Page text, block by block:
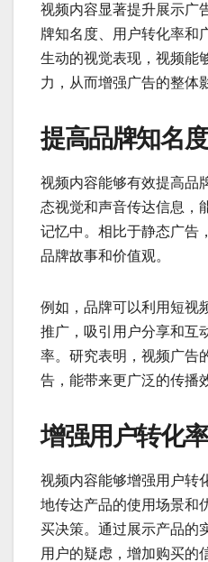
视频内容显著提升展示广
牌知名度、用户转化率和
生动的视觉表现，视频能
力，从而增强广告的整体
提高品牌知名度
视频内容能够有效提高品
态视觉和声音传达信息，
记忆中。相比于静态广告
品牌故事和价值观。
例如，品牌可以利用短视
推广，吸引用户分享和互
率。研究表明，视频广告
告，能带来更广泛的传播
增强用户转化率
视频内容能够增强用户转
地传达产品的使用场景和
买决策。通过展示产品的
用户的疑虑，增加购买的